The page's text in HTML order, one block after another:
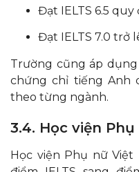
Đạt IELTS 6.5 quy
Đạt IELTS 7.0 trở
Trường cũng áp
chứng chỉ tiếng Anh
theo từng ngành.
3.4. Học viện
Học viện Phụ nữ